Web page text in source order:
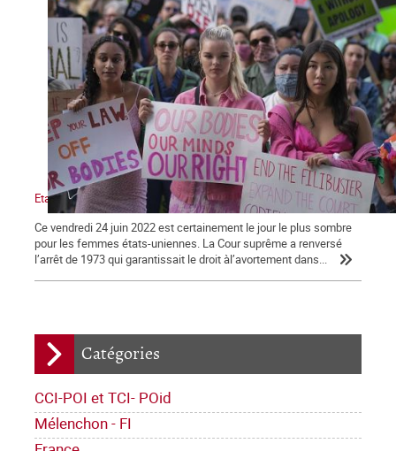
Catégories
CCI-POI et TCI- POid
Mélenchon - FI
Etats-Unis : victoire de l’obscurantisme.
Ce vendredi 24 juin 2022 est certainement le jour le plus sombre
pour les femmes états-uniennes. La Cour suprême a renversé
l’arrêt de 1973 qui garantissait le droit àl’avortement dans...